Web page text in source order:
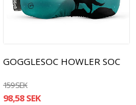
GOGGLESOC HOWLER SOC
159 SEK
98,58 SEK